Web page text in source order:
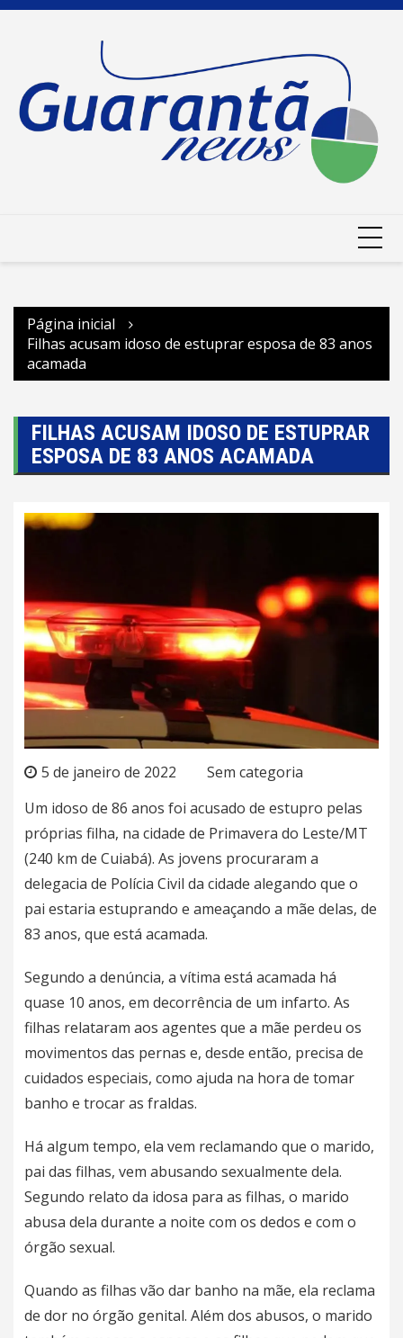
Ir
Página inicial
Filhas acusam idoso de estuprar esposa de 83 anos
acamada
FILHAS ACUSAM IDOSO DE ESTUPRAR
ESPOSA DE 83 ANOS ACAMADA
5 de janeiro de 2022
Sem categoria
Um idoso de 86 anos foi acusado de estupro pelas
próprias filha, na cidade de Primavera do Leste/MT
(240 km de Cuiabá). As jovens procuraram a
delegacia de Polícia Civil da cidade alegando que o
pai estaria estuprando e ameaçando a mãe delas, de
83 anos, que está acamada.
Segundo a denúncia, a vítima está acamada há
quase 10 anos, em decorrência de um infarto. As
filhas relataram aos agentes que a mãe perdeu os
movimentos das pernas e, desde então, precisa de
cuidados especiais, como ajuda na hora de tomar
banho e trocar as fraldas.
Há algum tempo, ela vem reclamando que o marido,
pai das filhas, vem abusando sexualmente dela.
Segundo relato da idosa para as filhas, o marido
abusa dela durante a noite com os dedos e com o
órgão sexual.
Quando as filhas vão dar banho na mãe, ela reclama
de dor no órgão genital. Além dos abusos, o marido